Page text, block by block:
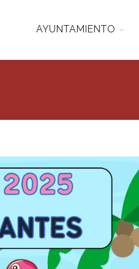
AYUNTAMIENTO